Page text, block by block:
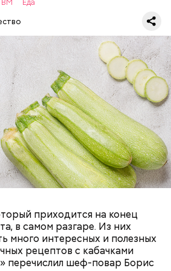
ВМ
Еда
приходится на конец
в самом разгаре. Из них
много интересных и полезных
рецептов с кабачками
перечислил шеф-повар Борис
РЕЦЕПТЫ
борщ, щи, котлеты,
и сыром, пироги, омлет,
везде используется
вреда от него не будет.
рацион питания человека, тем
исключает вероятность
микроэлементов, —